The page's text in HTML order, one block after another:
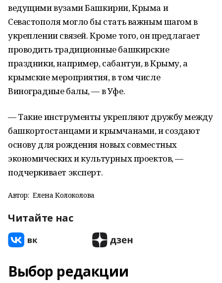
ведущими вузами Башкирии, Крыма и
Севастополя могло бы стать важным шагом в
укреплении связей. Кроме того, он предлагает
проводить традиционные башкирские
праздники, например, сабантуи, в Крыму, а
крымские мероприятия, в том числе
Виноградные балы, — в Уфе.
— Такие инструменты укрепляют дружбу между
башкортостанцами и крымчанами, и создают
основу для рождения новых совместных
экономических и культурных проектов, —
подчеркивает эксперт.
Автор: Елена Колоколова
Читайте нас
Выбор редакции